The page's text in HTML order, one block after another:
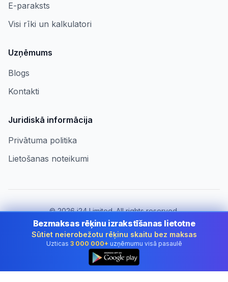
E-paraksts
Visi rīki un kalkulatori
Uzņēmums
Blogs
Kontakti
Juridiskā informācija
Privātuma politika
Lietošanas noteikumi
©2026i24 Limited. All rights reserved.
Uzņēmumiem Latvia
Mainīt valsti:
Latvia
Bezmaksas rēķinu izrakstīšanas lietotne
Sūtiet neierobežotu rēķinu skaitu bez maksas
Uzticas 3 000 000+ uzņēmumu visā pasaulē